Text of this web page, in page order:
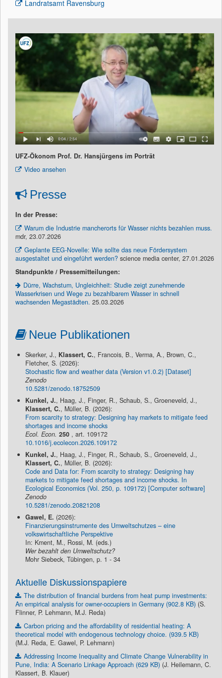
Landratsamt Ravensburg
UFZ-Ökonom Prof. Dr. Hansjürgens im Porträt
Video ansehen
Presse
In der Presse:
Warum die Industrie mancherorts für Wasser nichts bezahlen muss.
mdr, 23.07.2026
Geplante EEG-Novelle: Wie sollte das neue Fördersystem
ausgestaltet und eingeführt werden? science media center, 27.01.2026
Standpunkte / Pressemitteilungen:
Dürre, Wachstum, Ungleichheit: Studie zeigt zunehmende
Wasserkrisen und Wege zu bezahlbarem Wasser in schnell
wachsenden Megastädten. 25.03.2026
Neue Publikationen
Skerker, J., Klassert, C., Francois, B., Verma, A., Brown, C.,
Fletcher, S. (2026):
Stochastic flow and weather data (Version v1.0.2) [Dataset]
Zenodo
10.5281/zenodo.18752509
Kunkel, J., Haag, J., Finger, R., Schaub, S., Groeneveld, J.,
Klassert, C., Müller, B. (2026):
From scarcity to strategy: Designing hay markets to mitigate feed
shortages and income shocks
Ecol. Econ. 250 , art. 109172
10.1016/j.ecolecon.2026.109172
Kunkel, J., Haag, J., Finger, R., Schaub, S., Groeneveld, J.,
Klassert, C., Müller, B. (2026):
Code and Data for: From scarcity to strategy: Designing hay
markets to mitigate feed shortages and income shocks. In
Ecological Economics (Vol. 250, p. 109172) [Computer software]
Zenodo
10.5281/zenodo.20821208
Gawel, E. (2026):
Finanzierungsinstrumente des Umweltschutzes – eine
volkswirtschaftliche Perspektive
In: Kment, M., Rossi, M. (eds.)
Wer bezahlt den Umweltschutz?
Mohr Siebeck, Tübingen, p. 1 - 34
Aktuelle Diskussionspapiere
The distribution of financial burdens from heat pump investments:
An empirical analysis for owner-occupiers in Germany (902.8 KB) (S.
Flinner, P. Lehmann, M.J. Reda)
Carbon pricing and the affordability of residential heating: A
theoretical model with endogenous technology choice. (939.5 KB)
(M.J. Reda, E. Gawel, P. Lehmann)
Addressing Income Inequality and Climate Change Vulnerability in
Pune, India: A Scenario Linkage Approach (629 KB) (J. Heilemann, C.
Klassert, B. Klauer)